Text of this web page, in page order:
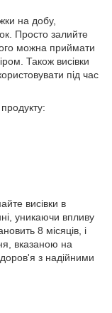
на добу,
Просто залийте
можна приймати
Також висівки
під час
висівки в
уникаючи впливу
8 місяців, і
вказаною на
з надійними